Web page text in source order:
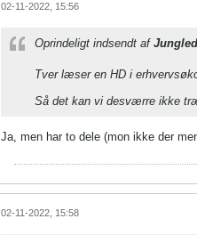
02-11-2022, 15:56
Oprindeligt indsendt af
Tver læser en HD i
Så det kan vi desværre ikke
Ja, men har to dele (mon ikke der
02-11-2022, 15:58